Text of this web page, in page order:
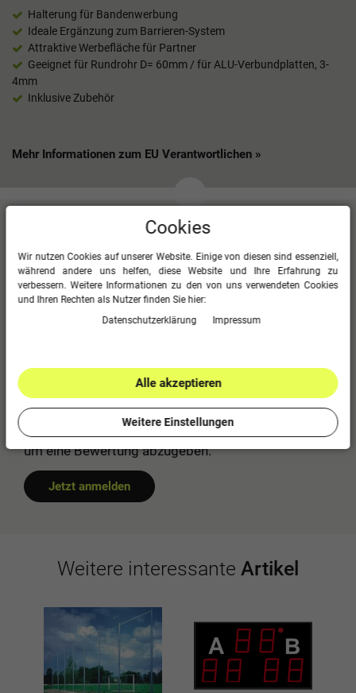
Halterung für Bandenwerbung
Ideale Ergänzung zum Barrieren-System
Attraktive Werbefläche für Partner
Geeignet für Rundrohr D= 60mm / für ALU-Verbundplatten, 3-
4mm
Inklusive Zubehör
Mehr Informationen zum EU Verantwortlichen »
Kundenbewertungen
Für diesen Artikel erfolgte leider noch keine
Kundenbewertung.
5
0
0
2
0
0
Bitte logge dich in dein Kundenkonto ein
um eine Bewertung abzugeben.
Jetzt anmelden
Weitere interessante Artikel
Cookies
Wir nutzen Cookies auf unserer Website. Einige von diesen sind essenziell,
während andere uns helfen, diese Website und Ihre Erfahrung zu
verbessern. Weitere Informationen zu den von uns verwendeten Cookies
und Ihren Rechten als Nutzer finden Sie hier:
Daten­schutz­erklärung
Impressum
Alle akzeptieren
Weitere Einstellungen